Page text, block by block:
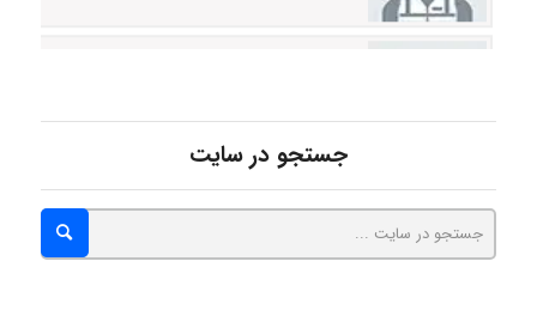
hosein abdolvand
جستجو در سایت